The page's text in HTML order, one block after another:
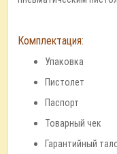
Комплектация:
Упаковка
Пистолет
Паспорт
Товарный чек
Гарантийный